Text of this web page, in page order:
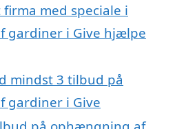
med speciale i
gardiner i Give hjælpe
mindst 3 tilbud på
gardiner i Give